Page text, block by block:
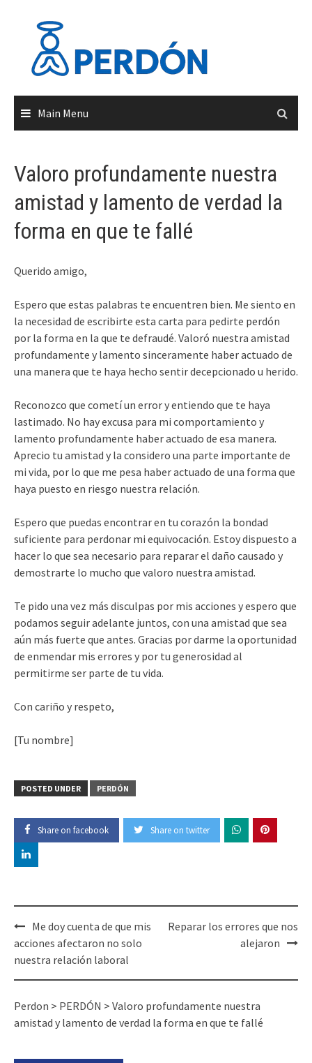
Main Menu
Valoro profundamente nuestra
amistad y lamento de verdad la
forma en que te fallé
Querido amigo,
Espero que estas palabras te encuentren bien. Me siento en
la necesidad de escribirte esta carta para pedirte perdón
por la forma en la que te defraudé. Valoró nuestra amistad
profundamente y lamento sinceramente haber actuado de
una manera que te haya hecho sentir decepcionado u herido.
Reconozco que cometí un error y entiendo que te haya
lastimado. No hay excusa para mi comportamiento y
lamento profundamente haber actuado de esa manera.
Aprecio tu amistad y la considero una parte importante de
mi vida, por lo que me pesa haber actuado de una forma que
haya puesto en riesgo nuestra relación.
Espero que puedas encontrar en tu corazón la bondad
suficiente para perdonar mi equivocación. Estoy dispuesto a
hacer lo que sea necesario para reparar el daño causado y
demostrarte lo mucho que valoro nuestra amistad.
Te pido una vez más disculpas por mis acciones y espero que
podamos seguir adelante juntos, con una amistad que sea
aún más fuerte que antes. Gracias por darme la oportunidad
de enmendar mis errores y por tu generosidad al
permitirme ser parte de tu vida.
Con cariño y respeto,
[Tu nombre]
POSTED UNDER PERDÓN
Share on facebook Share on twitter
Post
navigation
Me doy cuenta de que mis
acciones afectaron no solo
nuestra relación laboral
Reparar los errores que nos
alejaron
Perdon > PERDÓN > Valoro profundamente nuestra
amistad y lamento de verdad la forma en que te fallé